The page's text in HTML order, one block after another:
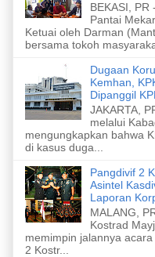
BEKASI,
Pantai
Ketuai oleh Darman
bersama tokoh
Dugaan
Kemhan,
Dipanggil
JAKARTA,
melalui
mengungkapkan bahwa
di kasus duga...
Pangdivif 2
Asintel
Laporan
MALANG,
Kostrad
memimpin jalannya
2 Kostr...